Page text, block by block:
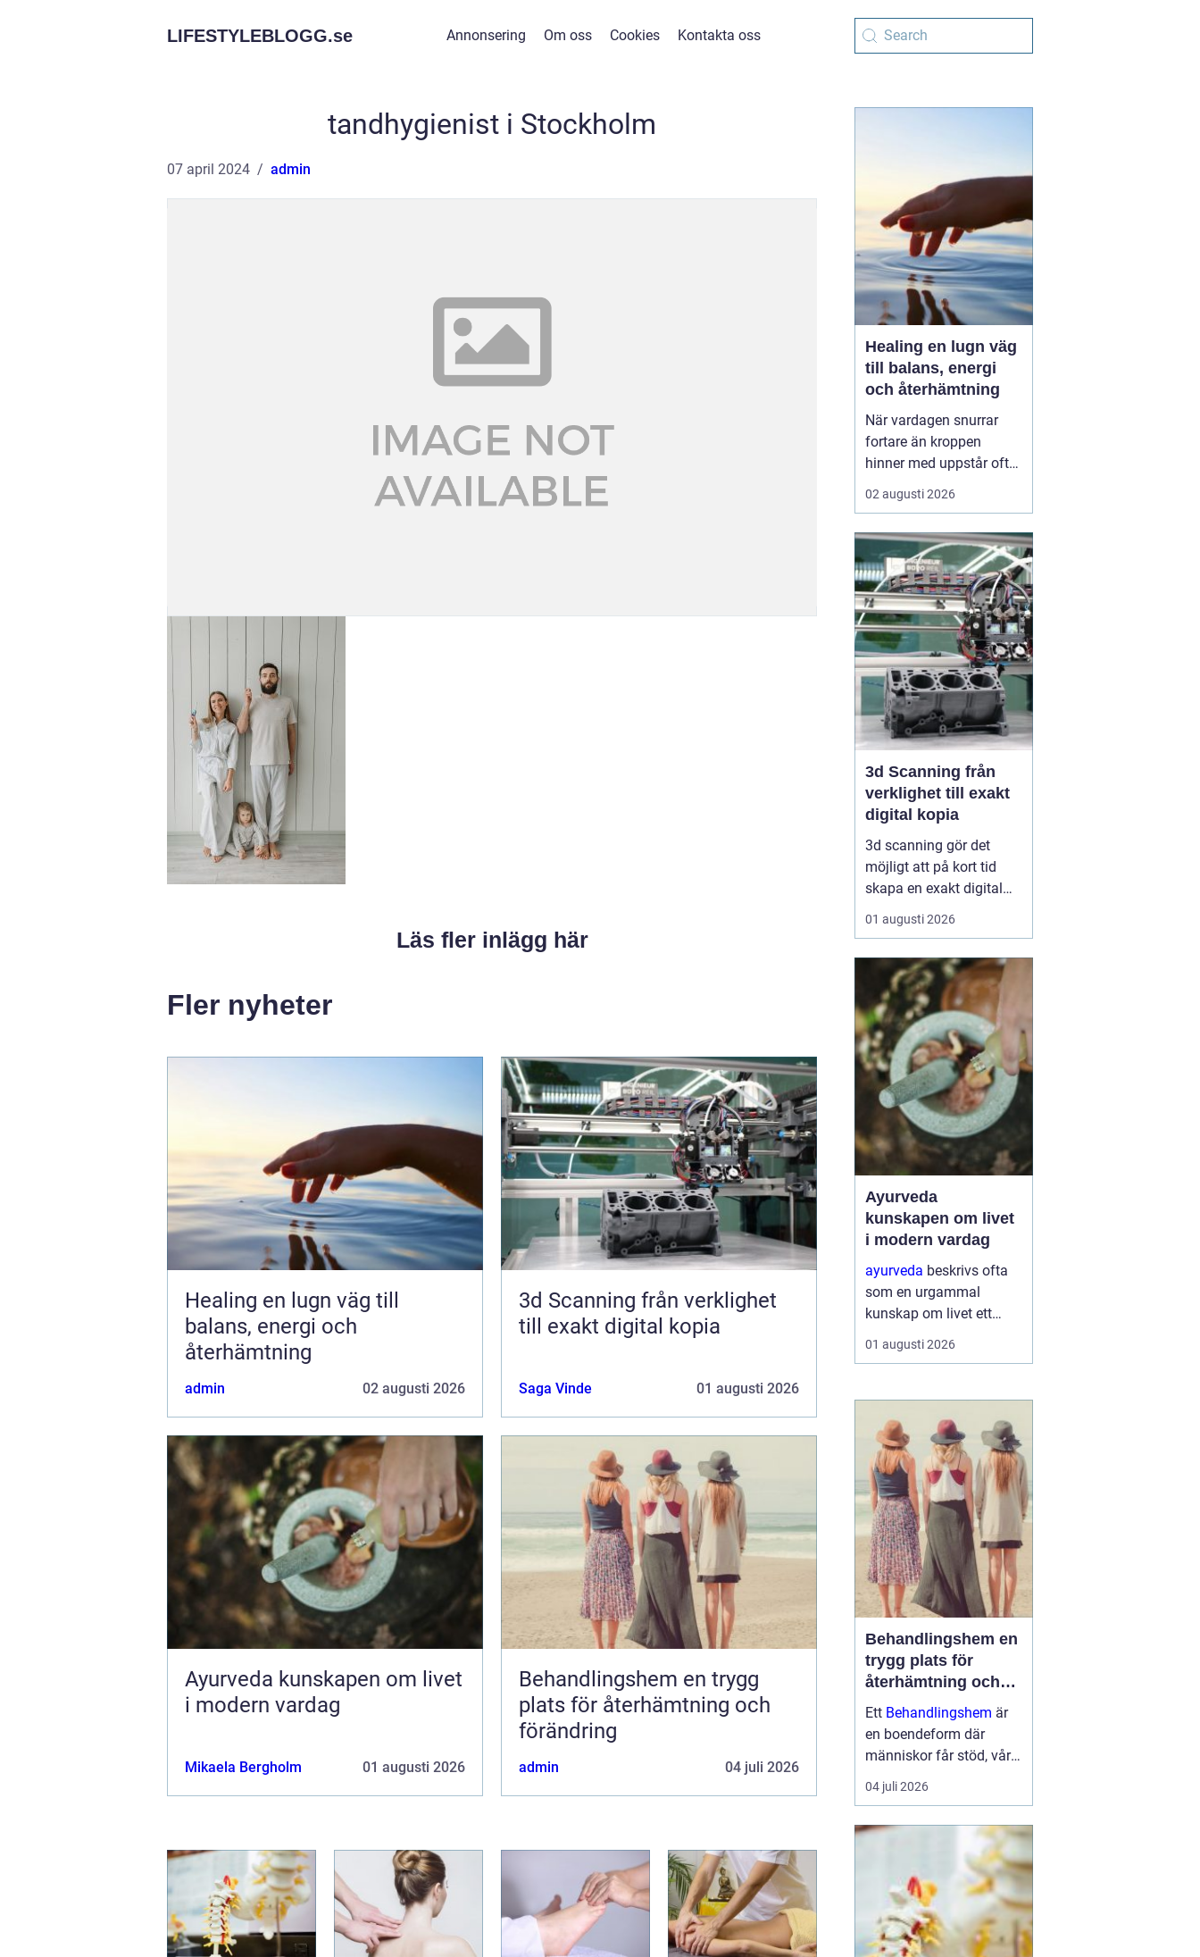
LIFESTYLEBLOGG.se Annonsering Om oss Cookies Kontakta oss
tandhygienist i Stockholm
07 april 2024 admin
Läs fler inlägg här
Fler nyheter
Healing en lugn väg till
balans, energi och
återhämtning
admin 02 augusti 2026
3d Scanning från verklighet
till exakt digital kopia
Saga Vinde 01 augusti 2026
Ayurveda kunskapen om livet
i modern vardag
Mikaela Bergholm 01 augusti 2026
Behandlingshem en trygg
plats för återhämtning och
förändring
admin 04 juli 2026
Healing en lugn väg
till balans, energi
och återhämtning
När vardagen snurrar
fortare än kroppen
hinner med uppstår ofta
spänningar, oro och
trötthet som inte går att
Många börjar då söka
efter metoder som kan
skapa lugn på djupet,
inte bara i tankarna utan
också i kroppen. I den
sökn...
02 augusti 2026
3d Scanning från
verklighet till exakt
digital kopia
3d scanning gör det
möjligt att på kort tid
skapa en exakt digital
kopia av nästan vad
som helst: en liten detalj,
eller en hel fabrik.
Tekniken används i dag
inom industri, bygg,
fastigheter, kulturarv och
infrastruktur för at...
01 augusti 2026
Ayurveda
kunskapen om livet
i modern vardag
ayurveda beskrivs ofta
som en urgammal
kunskap om livet ett
praktiskt system för
hälsa som förenar kropp,
stället för att enbart
fokusera på symptom
försöker ayurvedan
förstå varf...
01 augusti 2026
Behandlingshem en
trygg plats för
återhämtning och
förändring
Ett Behandlingshem är
en boendeform där
människor får stöd, vård
och struktur under en
period i livet när det
öppenvården inte räcker.
Målet är att skapa
trygghet, stabilitet och
förutsättni...
04 juli 2026